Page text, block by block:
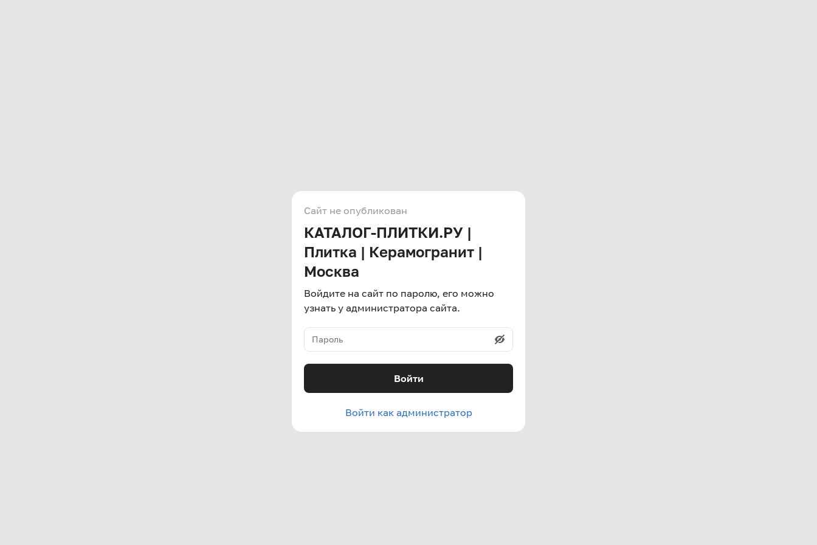
Сайт не опубликован
КАТАЛОГ-ПЛИТКИ.РУ |
Плитка | Керамогранит |
Москва
Войдите на сайт по паролю, его можно
узнать у администратора сайта.
Войти
Войти как администратор